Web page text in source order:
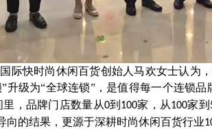
际快时尚休闲百货创始人马欢女士认为
升级为“全球连锁”，是值得每一个连锁品
里，品牌门店数量从0到 100家，从100家到
向的结果，更源于深耕时尚休闲百货行业